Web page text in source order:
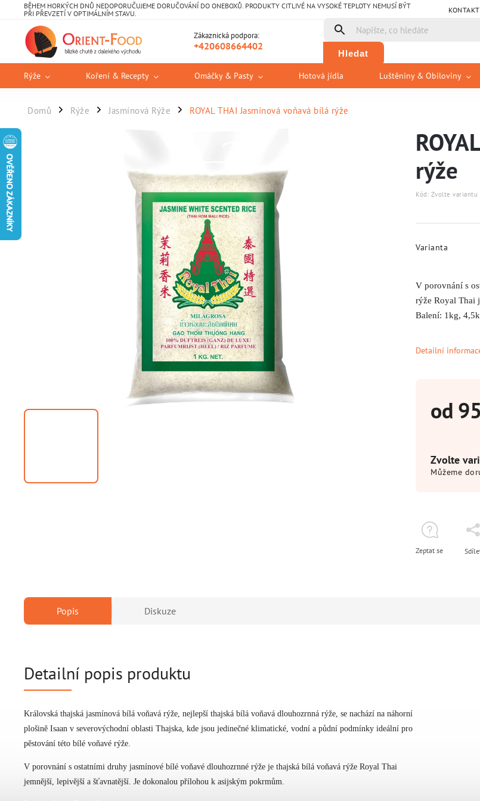
BĚHEM HORKÝCH DNŮ NEDOPORUČUJEME DORUČOVÁNÍ DO ONEBOXŮ. PRODUKTY CITLIVÉ NA VYSOKÉ TEPLOTY NEMUSÍ BÝT
PŘI PŘEVZETÍ V OPTIMÁLNÍM STAVU.
Zákaznická podpora:
+420608664402
Hledat
Rýže Koření & Recepty Omáčky & Pasty Hotová jídla Luštěniny & Obiloviny
Domů / Rýže / Jasmínová Rýže / ROYAL THAI Jasmínová voňavá bílá rýže
od
Zvolte
Můžeme
rýže
Kód: Zvolte variantu
Varianta
V porovnání s
rýže Royal Thai
Balení: 1kg,
Detailní
Zeptat se
Popis Diskuze
Detailní popis produktu
Královská thajská jasmínová bílá voňavá rýže, nejlepší thajská bílá voňavá dlouhozrnná rýže, se nachází na náhorní
plošině Isaan v severovýchodní oblasti Thajska, kde jsou jedinečné klimatické, vodní a půdní podmínky ideální pro
pěstování této bílé voňavé rýže.
V porovnání s ostatními druhy jasmínové bílé voňavé dlouhozrnné rýže je thajská bílá voňavá rýže Royal Thai
jemnější, lepivější a šťavnatější. Je dokonalou přílohou k asijským pokrmům.